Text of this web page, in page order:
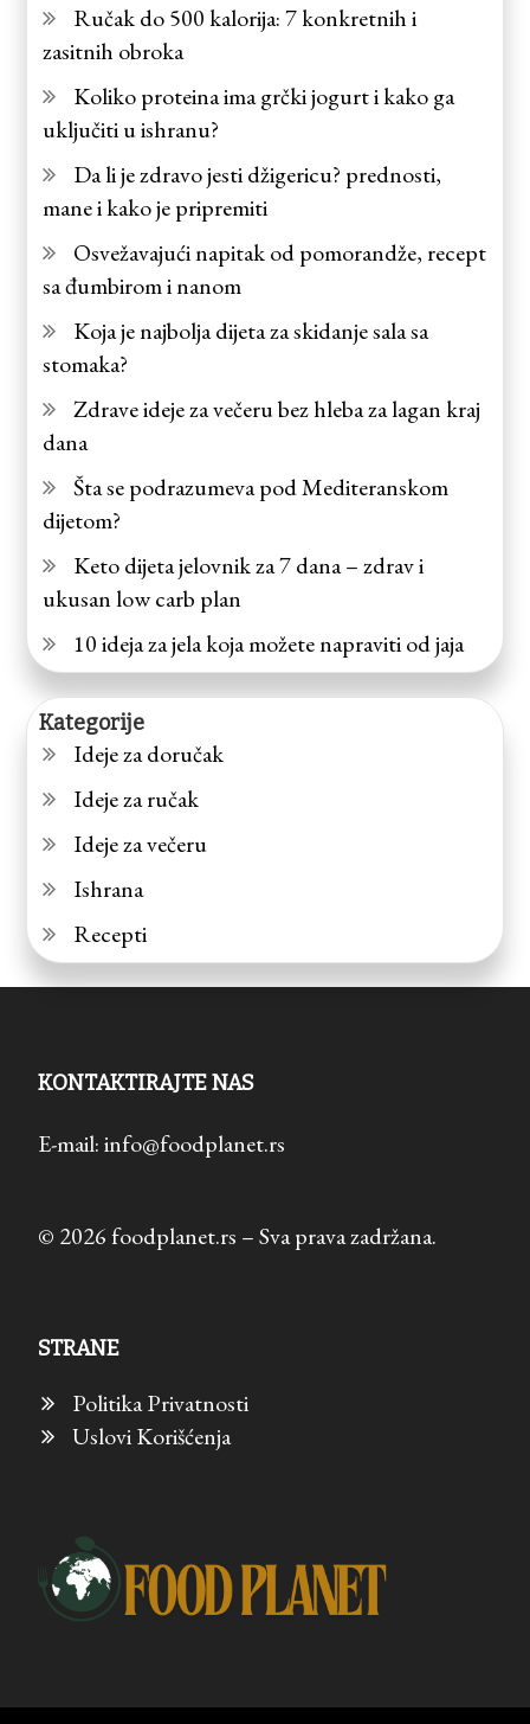
Ručak do 500 kalorija: 7 konkretnih i
zasitnih obroka
Koliko proteina ima grčki jogurt i kako ga
uključiti u ishranu?
Da li je zdravo jesti džigericu? prednosti,
mane i kako je pripremiti
Osvežavajući napitak od pomorandže, recept
sa đumbirom i nanom
Koja je najbolja dijeta za skidanje sala sa
stomaka?
Zdrave ideje za večeru bez hleba za lagan kraj
dana
Šta se podrazumeva pod Mediteranskom
dijetom?
Keto dijeta jelovnik za 7 dana – zdrav i
ukusan low carb plan
10 ideja za jela koja možete napraviti od jaja
Kategorije
Ideje za doručak
Ideje za ručak
Ideje za večeru
Ishrana
Recepti
KONTAKTIRAJTE NAS
E-mail: info@foodplanet.rs
© 2026 foodplanet.rs – Sva prava zadržana.
STRANE
Politika Privatnosti
Uslovi Korišćenja